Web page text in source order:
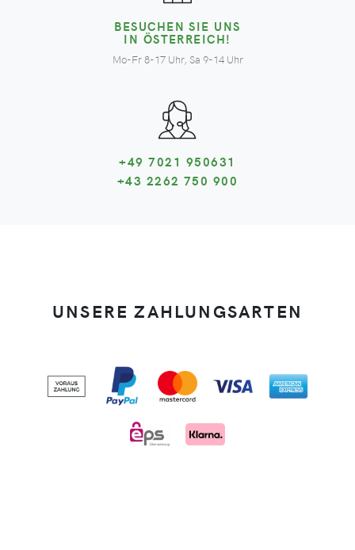
BESUCHEN SIE UNS
IN ÖSTERREICH!
Mo-Fr 8-17 Uhr, Sa 9-14 Uhr
+49 7021 950631
+43 2262 750 900
UNSERE ZAHLUNGSARTEN